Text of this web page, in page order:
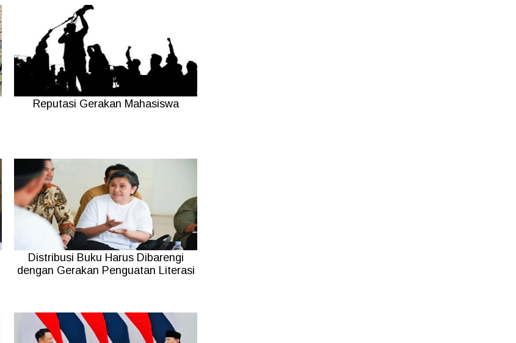
Reputasi Gerakan Mahasiswa
Distribusi Buku Harus Dibarengi
dengan Gerakan Penguatan Literasi